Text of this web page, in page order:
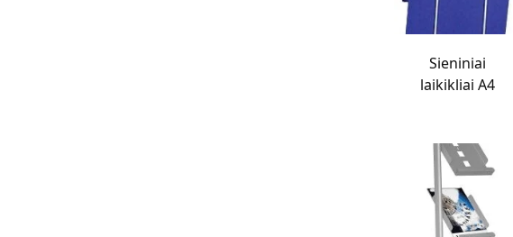
Sieniniai
laikikliai A4